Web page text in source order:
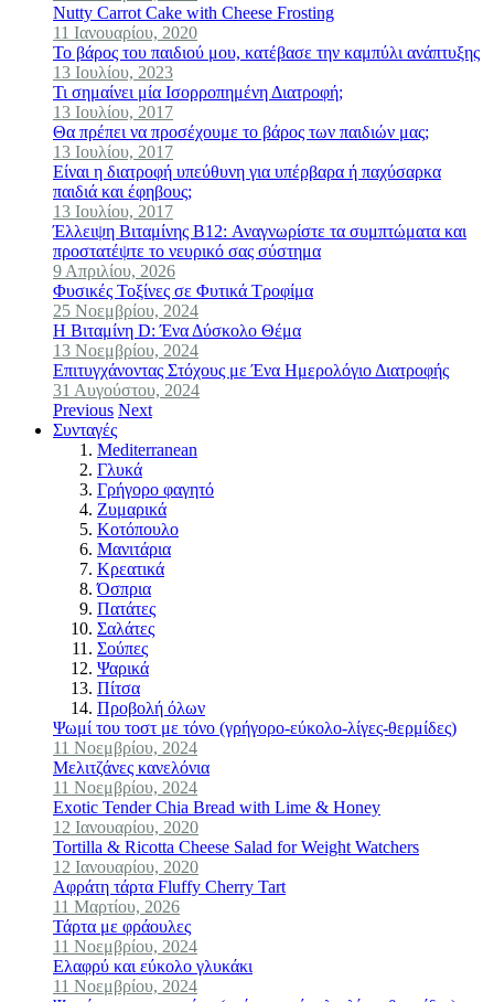
Nutty Carrot Cake with Cheese Frosting
11 Ιανουαρίου, 2020
Το βάρος του παιδιού μου, κατέβασε την καμπύλι ανάπτυξης
13 Ιουλίου, 2023
Τι σημαίνει μία Ισορροπημένη Διατροφή;
13 Ιουλίου, 2017
Θα πρέπει να προσέχουμε το βάρος των παιδιών μας;
13 Ιουλίου, 2017
Είναι η διατροφή υπεύθυνη για υπέρβαρα ή παχύσαρκα
παιδιά και έφηβους;
13 Ιουλίου, 2017
Έλλειψη Βιταμίνης B12: Αναγνωρίστε τα συμπτώματα και
προστατέψτε το νευρικό σας σύστημα
9 Απριλίου, 2026
Φυσικές Τοξίνες σε Φυτικά Τροφίμα
25 Νοεμβρίου, 2024
Η Βιταμίνη D: Ένα Δύσκολο Θέμα
13 Νοεμβρίου, 2024
Επιτυγχάνοντας Στόχους με Ένα Ημερολόγιο Διατροφής
31 Αυγούστου, 2024
Previous Next
Συνταγές
Mediterranean
Γλυκά
Γρήγορο φαγητό
Ζυμαρικά
Κοτόπουλο
Μανιτάρια
Κρεατικά
Όσπρια
Πατάτες
Σαλάτες
Σούπες
Ψαρικά
Πίτσα
Προβολή όλων
Ψωμί του τοστ με τόνο (γρήγορο-εύκολο-λίγες-θερμίδες)
11 Νοεμβρίου, 2024
Μελιτζάνες κανελόνια
11 Νοεμβρίου, 2024
Exotic Tender Chia Bread with Lime & Honey
12 Ιανουαρίου, 2020
Tortilla & Ricotta Cheese Salad for Weight Watchers
12 Ιανουαρίου, 2020
Αφράτη τάρτα Fluffy Cherry Tart
11 Μαρτίου, 2026
Τάρτα με φράουλες
11 Νοεμβρίου, 2024
Ελαφρύ και εύκολο γλυκάκι
11 Νοεμβρίου, 2024